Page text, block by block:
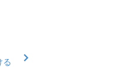
る